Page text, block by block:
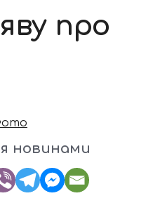
про
новинами